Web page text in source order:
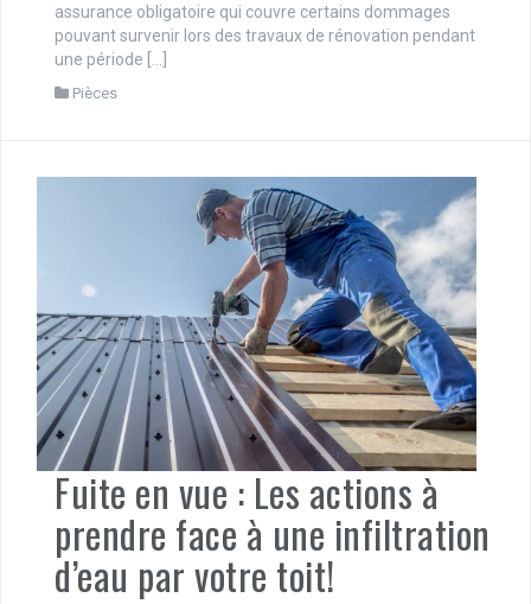
assurance obligatoire qui couvre certains dommages
pouvant survenir lors des travaux de rénovation pendant
une période […]
Pièces
Fuite en vue : Les actions à
prendre face à une infiltration
d’eau par votre toit!